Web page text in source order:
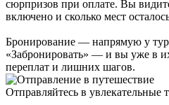
сюрпризов при оплате. Вы
включено и сколько мест
Бронирование — напрямую у
«Забронировать» — и вы уже в
переплат и лишних шагов.
Отправляйтесь в увлекательные